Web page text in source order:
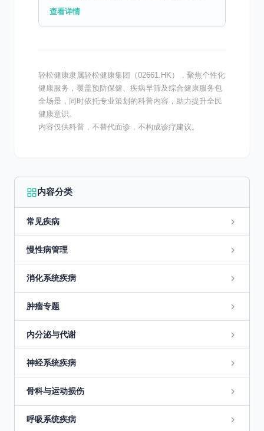
病的高发。通过科学合理的饮食调理，可以有
查看详情
轻松健康隶属轻松健康集团（02661.HK），聚焦个性化
健康服务，覆盖预防保健、疾病早筛及综合健康服务包
全场景，同时依托专业策划的科普内容，助力提升全民
健康意识。
内容仅供科普，不替代面诊，不构成诊疗建议。
内容分类
常见疾病
慢性病管理
消化系统疾病
肿瘤专题
内分泌与代谢
神经系统疾病
骨科与运动损伤
呼吸系统疾病